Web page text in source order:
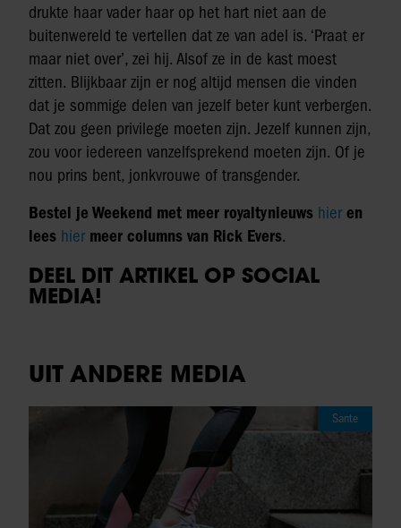
drukte haar vader haar op het hart niet aan de
buitenwereld te vertellen dat ze van adel is. ‘Praat er
maar niet over’, zei hij. Alsof ze in de kast moest
zitten. Blijkbaar zijn er nog altijd mensen die vinden
dat je sommige delen van jezelf beter kunt verbergen.
Dat zou geen privilege moeten zijn. Jezelf kunnen zijn,
zou voor iedereen vanzelfsprekend moeten zijn. Of je
nou prins bent, jonkvrouwe of transgender.
Bestel je Weekend met meer royaltynieuws hier en
lees hier meer columns van Rick Evers.
DEEL DIT ARTIKEL OP SOCIAL
MEDIA!
UIT ANDERE MEDIA
Sante